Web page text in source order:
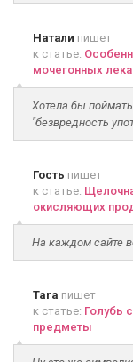
Натали пишет
к статье:
мочегонных
Хотела бы
"безвредность
Гость пишет
к статье:
окисляющих
На каждом сайте
Tara пишет
к статье: Голубь
предметы